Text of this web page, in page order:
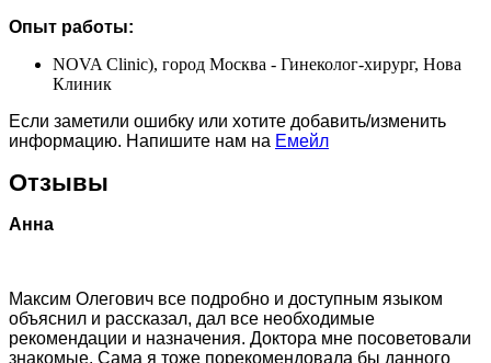
Опыт работы:
NOVA Clinic), город Москва - Гинеколог-хирург, Нова
Клиник
Если заметили ошибку или хотите добавить/изменить
информацию. Напишите нам на Емейл
Отзывы
Анна
Максим Олегович все подробно и доступным языком
объяснил и рассказал, дал все необходимые
рекомендации и назначения. Доктора мне посоветовали
знакомые. Сама я тоже порекомендовала бы данного